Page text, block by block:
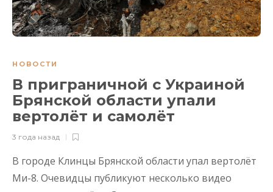
НОВОСТИ
В приграничной с Украиной
Брянской области упали
вертолёт и самолёт
3 года назад
В городе Клинцы Брянской области упал вертолёт
Ми-8. Очевидцы публикуют несколько видео